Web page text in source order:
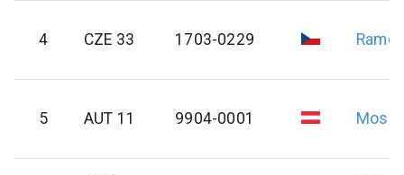
4 CZE 33 1703-0229 Rameš
5 AUT 11 9904-0001 Moser